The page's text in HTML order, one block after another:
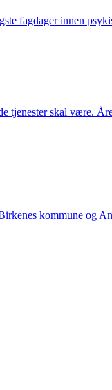
fagdager innen
tjenester skal være.
kommune og